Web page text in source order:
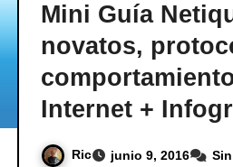
Mini Guía
novatos,
Internet +
Ric junio 9, 2016